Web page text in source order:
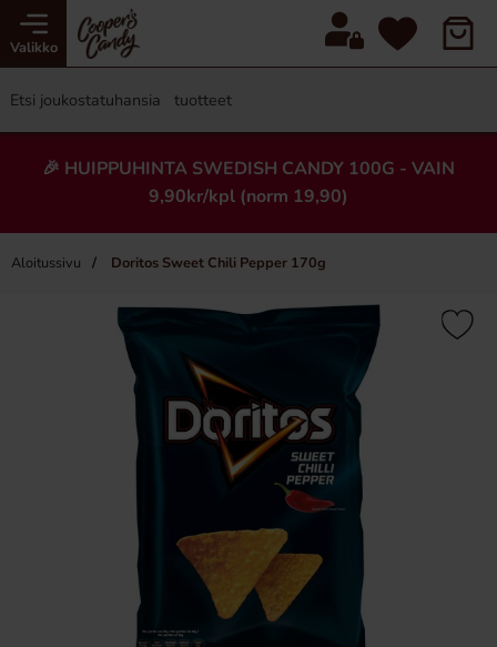
Valikko
🎉 HUIPPUHINTA SWEDISH CANDY 100G - VAIN
9,90kr/kpl (norm 19,90)
Aloitussivu Doritos Sweet Chili Pepper 170g
×